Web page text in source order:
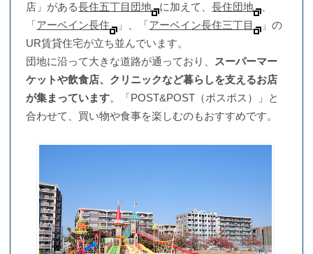
店」がある長住五丁目団地 に加えて、長住団地
「アーベイン長住 」、「アーベイン長住三丁目
」の
UR賃貸住宅が立ち並んでいます。
団地に沿って大きな道路が通っており、 スーパーマー
ケットや飲食店、クリニックなど暮らしを支えるお店
が集まっています。「POST&POST（ポスポス）」と
合わせて、買い物や食事を楽しむのもおすすめです。